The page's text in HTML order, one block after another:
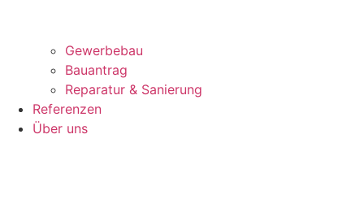
Gewerbebau
Bauantrag
Reparatur & Sanierung
Referenzen
Über uns